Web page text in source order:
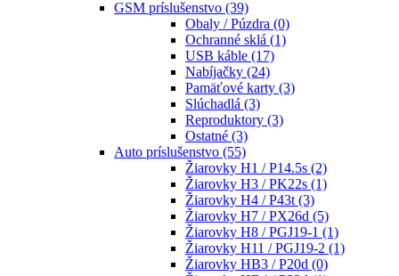
GSM príslušenstvo (39)
Obaly / Púzdra (0)
Ochranné sklá (1)
USB káble (17)
Nabíjačky (24)
Pamäťové karty (3)
Slúchadlá (3)
Reproduktory (3)
Ostatné (3)
Auto príslušenstvo (55)
Žiarovky H1 / P14.5s (2)
Žiarovky H3 / PK22s (1)
Žiarovky H4 / P43t (3)
Žiarovky H7 / PX26d (5)
Žiarovky H8 / PGJ19-1 (1)
Žiarovky H11 / PGJ19-2 (1)
Žiarovky HB3 / P20d (0)